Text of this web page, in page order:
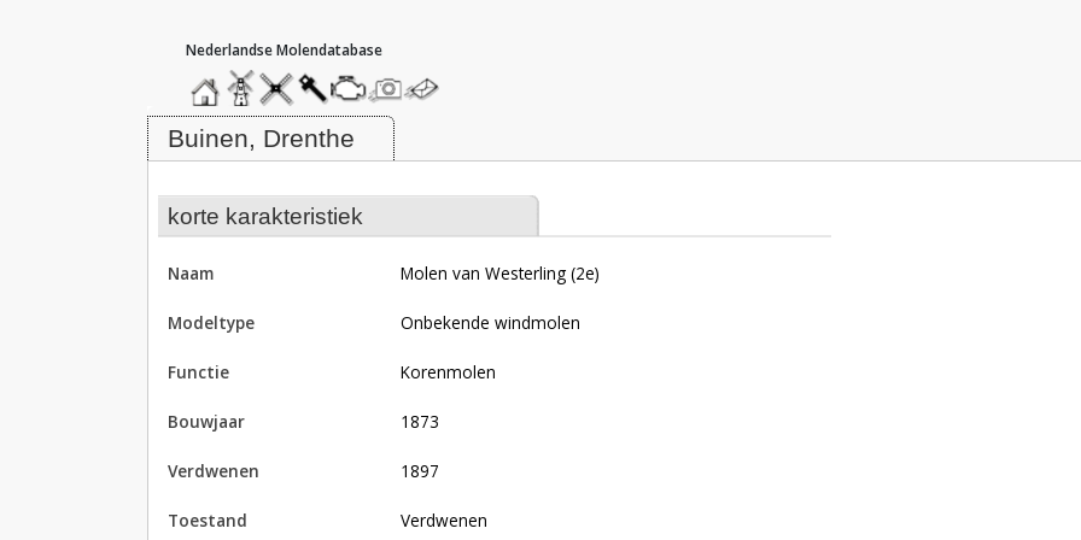
hoofdmenu
homemolendatabase
roedendatabase
assendatabase
motorendatabase
stuur
een
foto
stuur
een
Molen van Westerling (2e), Buinen
Buinen, Drenthe
korte karakteristiek
naam Molen van Westerling (2e)
modeltype Onbekende windmolen
functie korenmolen
bouwjaar 1873
verdwenen 1897
toestand verdwenen